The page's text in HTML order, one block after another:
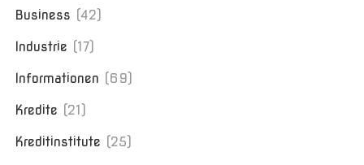
Business (42)
Industrie (17)
Informationen (69)
Kredite (21)
Kreditinstitute (25)